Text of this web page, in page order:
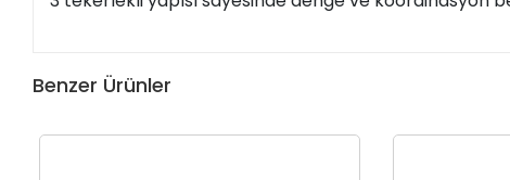
Benzer Ürünler